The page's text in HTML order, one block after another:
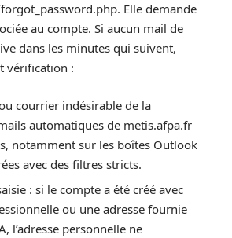
Elle demande
au compte. Si aucun mail de
dans les minutes qui suivent,
vérification :
courrier indésirable de la
automatiques de metis.afpa.fr
notamment sur les boîtes Outlook
avec des filtres stricts.
: si le compte a été créé avec
ou une adresse fournie
l’adresse personnelle ne